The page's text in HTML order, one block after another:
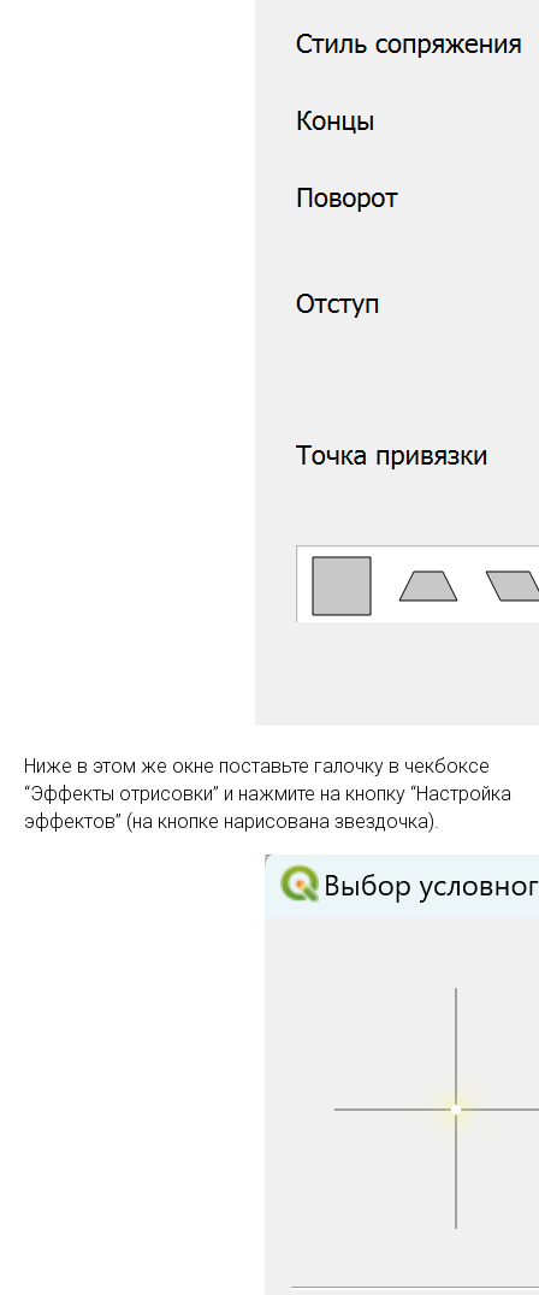
Ниже в этом же окне поставьте галочку в чекбоксе
“Эффекты отрисовки” и нажмите на кнопку “Настройка
эффектов” (на кнопке нарисована звездочка).